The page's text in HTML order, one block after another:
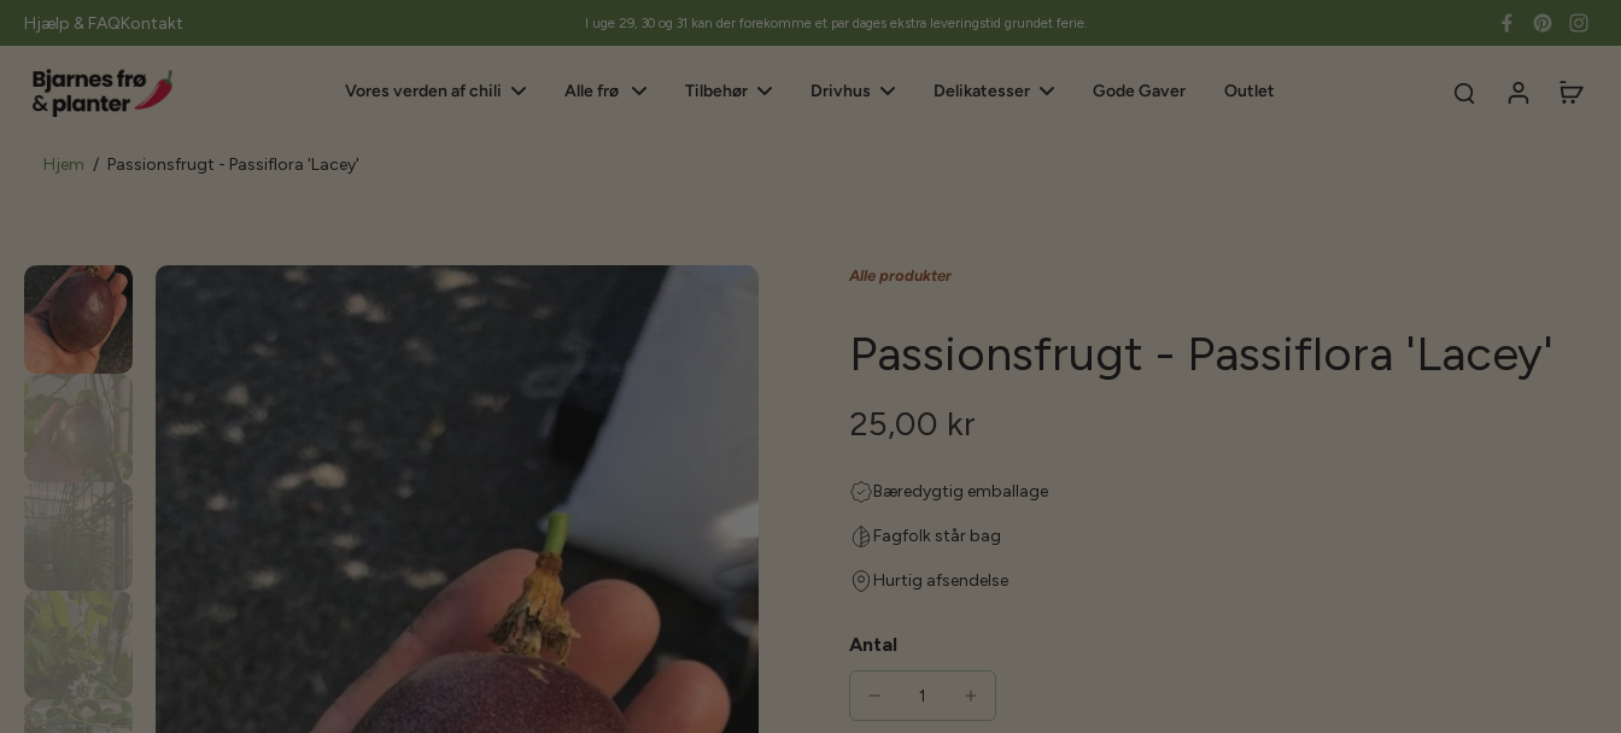
Hjælp & FAQKontakt I uge 29, 30 og 31 kan der forekomme et par dages ekstra leveringstid grundet ferie.
Vores verden af chili Alle frø Tilbehør Drivhus Delikatesser Gode Gaver Outlet
Hjem / Passionsfrugt - Passiflora 'Lacey'
Gå
produktoplysninger
Alle produkter
Passionsfrugt - Passiflora 'Lacey'
25,00 kr
Bæredygtig emballage
Fagfolk står bag
Hurtig afsendelse
Antal